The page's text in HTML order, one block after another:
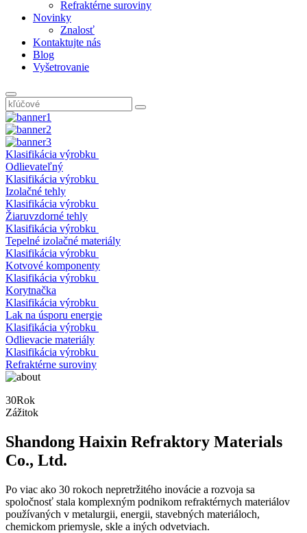
Refraktérne suroviny
Novinky
Znalosť
Kontaktujte nás
Blog
Vyšetrovanie
Klasifikácia výrobku
Odlievateľný
Klasifikácia výrobku
Izolačné tehly
Klasifikácia výrobku
Žiaruvzdorné tehly
Klasifikácia výrobku
Tepelné izolačné materiály
Klasifikácia výrobku
Kotvové komponenty
Klasifikácia výrobku
Korytnačka
Klasifikácia výrobku
Lak na úsporu energie
Klasifikácia výrobku
Odlievacie materiály
Klasifikácia výrobku
Refraktérne suroviny
30Rok
Zážitok
Shandong Haixin Refraktory Materials
Co., Ltd.
Po viac ako 30 rokoch nepretržitého inovácie a rozvoja sa
spoločnosť stala komplexným podnikom refraktérnych materiálov
používaných v metalurgii, energii, stavebných materiáloch,
chemickom priemysle, skle a iných odvetviach.